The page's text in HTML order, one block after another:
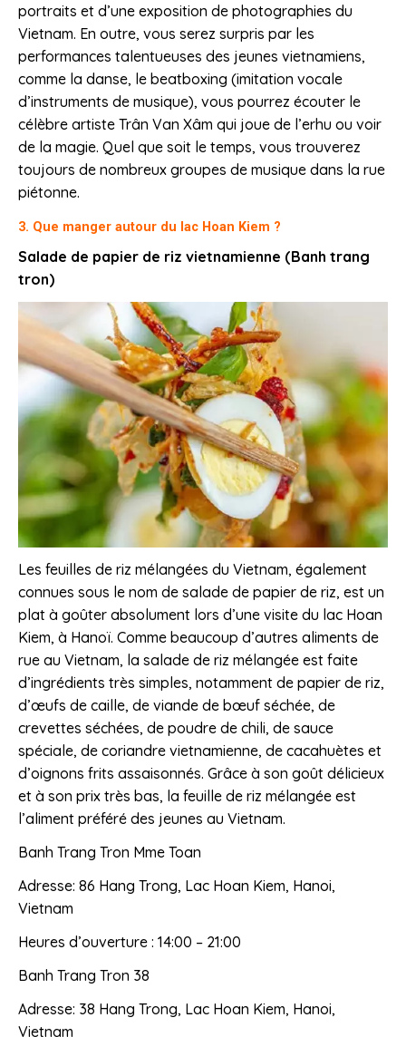
portraits et d’une exposition de photographies du
Vietnam. En outre, vous serez surpris par les
performances talentueuses des jeunes vietnamiens,
comme la danse, le beatboxing (imitation vocale
d’instruments de musique), vous pourrez écouter le
célèbre artiste Trân Van Xâm qui joue de l’erhu ou voir
de la magie. Quel que soit le temps, vous trouverez
toujours de nombreux groupes de musique dans la rue
piétonne.
3. Que manger autour du lac Hoan Kiem ?
Salade de papier de riz vietnamienne (Banh trang
tron)
Les feuilles de riz mélangées du Vietnam, également
connues sous le nom de salade de papier de riz, est un
plat à goûter absolument lors d’une visite du lac Hoan
Kiem, à Hanoï. Comme beaucoup d’autres aliments de
rue au Vietnam, la salade de riz mélangée est faite
d’ingrédients très simples, notamment de papier de riz,
d’œufs de caille, de viande de bœuf séchée, de
crevettes séchées, de poudre de chili, de sauce
spéciale, de coriandre vietnamienne, de cacahuètes et
d’oignons frits assaisonnés. Grâce à son goût délicieux
et à son prix très bas, la feuille de riz mélangée est
l’aliment préféré des jeunes au Vietnam.
Banh Trang Tron Mme Toan
Adresse: 86 Hang Trong, Lac Hoan Kiem, Hanoi,
Vietnam
Heures d’ouverture : 14:00 – 21:00
Banh Trang Tron 38
Adresse: 38 Hang Trong, Lac Hoan Kiem, Hanoi,
Vietnam